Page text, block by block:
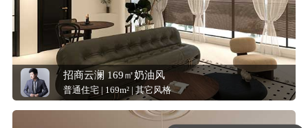
招商云澜 169㎡奶油风
普通住宅 | 169m² | 其它风格